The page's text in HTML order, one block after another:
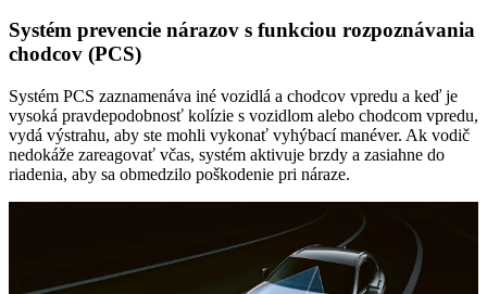
Systém prevencie nárazov s funkciou rozpoznávania
chodcov (PCS)
Systém PCS zaznamenáva iné vozidlá a chodcov vpredu a keď je
vysoká pravdepodobnosť kolízie s vozidlom alebo chodcom vpredu,
vydá výstrahu, aby ste mohli vykonať vyhýbací manéver. Ak vodič
nedokáže zareagovať včas, systém aktivuje brzdy a zasiahne do
riadenia, aby sa obmedzilo poškodenie pri náraze.